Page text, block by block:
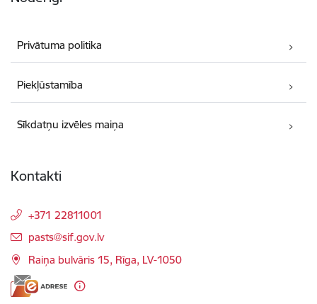
Privātuma politika
Piekļūstamība
Sīkdatņu izvēles maiņa
Kontakti
+371 22811001
E-pasts:
pasts@sif.gov.lv
Raiņa bulvāris 15, Rīga, LV-1050